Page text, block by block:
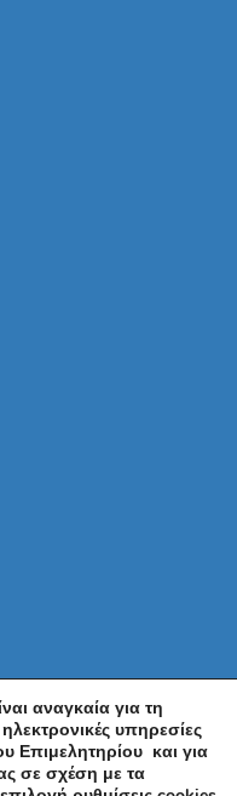
αναγκαία για τη
υπηρεσίες
Επιμελητηρίου και για
σε σχέση με τα